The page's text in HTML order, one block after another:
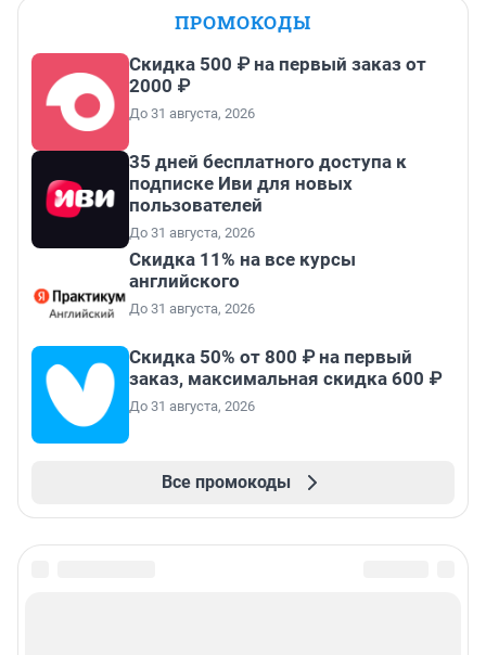
ПРОМОКОДЫ
Скидка 500 ₽ на первый заказ от
2000 ₽
До 31 августа, 2026
35 дней бесплатного доступа к
подписке Иви для новых
пользователей
До 31 августа, 2026
Скидка 11% на все курсы
английского
До 31 августа, 2026
Скидка 50% от 800 ₽ на первый
заказ, максимальная скидка 600 ₽
До 31 августа, 2026
Все промокоды